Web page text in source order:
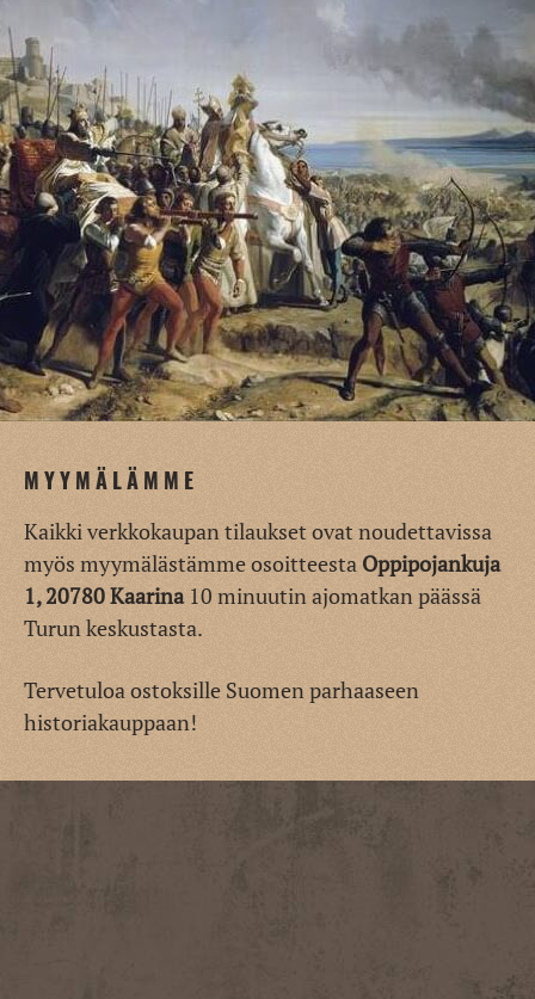
MYYMÄLÄMME
Kaikki verkkokaupan tilaukset ovat noudettavissa
myös myymälästämme osoitteesta Oppipojankuja
1, 20780 Kaarina10 minuutin ajomatkan päässä
Turun keskustasta.
Tervetuloa ostoksille Suomen parhaaseen
historiakauppaan!